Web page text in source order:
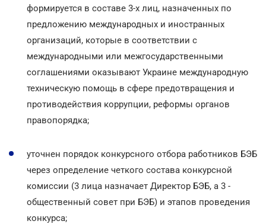
формируется в составе 3-х лиц, назначенных по
предложению международных и иностранных
организаций, которые в соответствии с
международными или межгосударственными
соглашениями оказывают Украине международную
техническую помощь в сфере предотвращения и
противодействия коррупции, реформы органов
правопорядка;
уточнен порядок конкурсного отбора работников БЭБ
через определение четкого состава конкурсной
комиссии (3 лица назначает Директор БЭБ, а 3 -
общественный совет при БЭБ) и этапов проведения
конкурса;